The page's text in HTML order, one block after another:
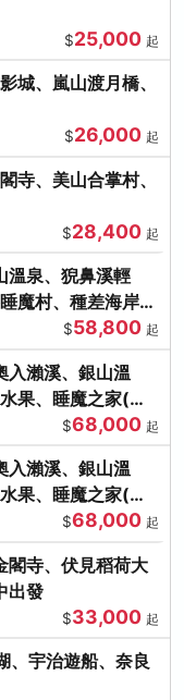
$25,000 起
城、嵐山渡月橋、
$26,000 起
寺、美山合掌村、
$28,400 起
溫泉、猊鼻溪輕
魔村、種差海岸
$58,800 起
入瀨溪、銀山溫
果、睡魔之家(不
$68,000 起
入瀨溪、銀山溫
果、睡魔之家(不
$68,000 起
閣寺、伏見稻荷大
出發
$33,000 起
、宇治遊船、奈良